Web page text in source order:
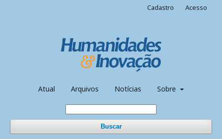
Atual Arquivos Notícias Sobre
Buscar
Cadastro Acesso